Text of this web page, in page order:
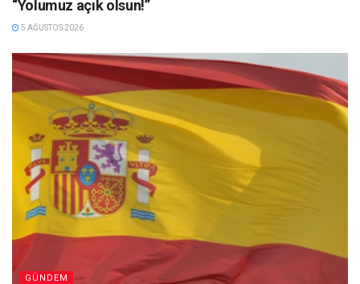
“Yolumuz açık olsun!”
5 AĞUSTOS 2026
GÜNDEM